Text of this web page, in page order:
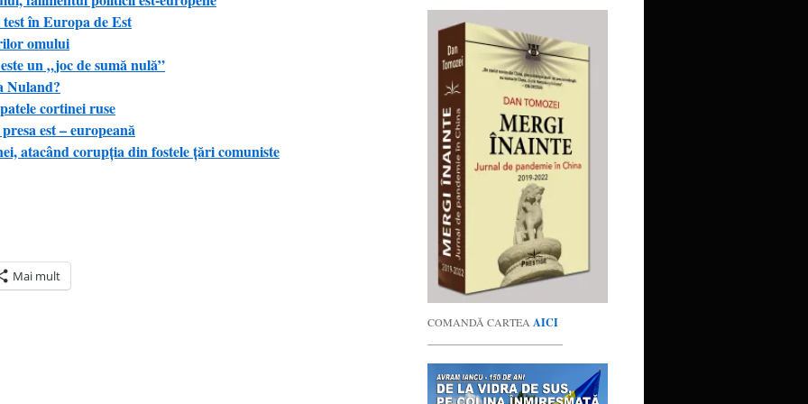
în Europa de Est
omului
un „joc de sumă nulă”
Nuland?
cortinei ruse
est – europeană
atacând corupţia din fostele ţări comuniste
Mai mult
COMANDĂ CARTEA AICI